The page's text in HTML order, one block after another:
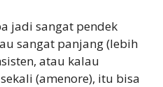
jadi sangat pendek
sangat panjang (lebih
atau kalau
(amenore), itu bisa